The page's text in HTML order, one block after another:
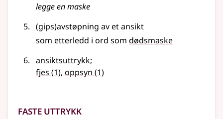
legge enmaske
(gips)avstøpning av et ansikt
som etterledd i ord som dødsmaske
ansiktsuttrykk;
fjes (1), oppsyn (1)
Faste uttrykk